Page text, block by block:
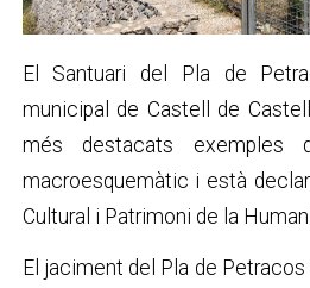
El Santuari del Pla de
municipal de Castell de
més destacats exemples
macroesquemàtic i està
Cultural i Patrimoni de la
El jaciment del Pla de